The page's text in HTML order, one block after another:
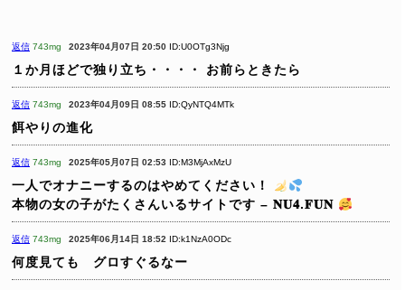
返信 743mg 2023年04月07日 20:50 ID:U0OTg3Njg
１か月ほどで独り立ち・・・・ お前らときたら
返信 743mg 2023年04月09日 08:55 ID:QyNTQ4MTk
餌やりの進化
返信 743mg 2025年05月07日 02:53 ID:M3MjAxMzU
一人でオナニーするのはやめてください！
本物の女の子がたくさんいるサイトです – 𝐍𝐔𝟒.𝐅𝐔𝐍
返信 743mg 2025年06月14日 18:52 ID:k1NzA0ODc
何度見ても グロすぐるなー